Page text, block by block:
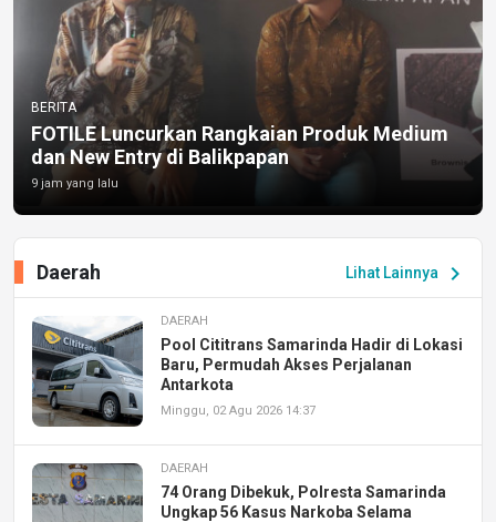
BERITA
FOTILE Luncurkan Rangkaian Produk Medium
dan New Entry di Balikpapan
9 jam yang lalu
Lihat Lainnya chevron_right
Daerah
DAERAH
Pool Cititrans Samarinda Hadir di Lokasi
Baru, Permudah Akses Perjalanan
Antarkota
Minggu, 02 Agu 2026 14:37
DAERAH
74 Orang Dibekuk, Polresta Samarinda
Ungkap 56 Kasus Narkoba Selama